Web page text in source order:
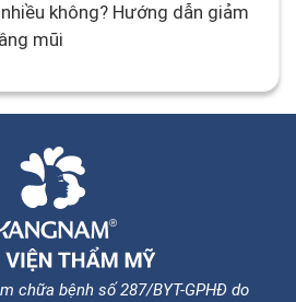
mũi
chữa bệnh số 287/BYT-GPHĐ do